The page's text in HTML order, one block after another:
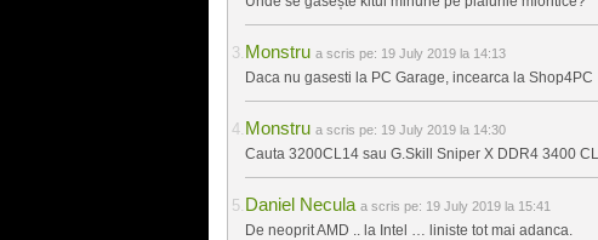
Monstru a scris pe: 19 July 2019 la 14:13
Daca nu gasesti la PC Garage, incearca la Shop4PC
Monstru a scris pe: 19 July 2019 la 14:30
Cauta 3200CL14 sau G.Skill Sniper X DDR4 3400
Daniel Necula a scris pe: 19 July 2019 la 15:41
De neoprit AMD .. la Intel … liniste tot mai adanca.